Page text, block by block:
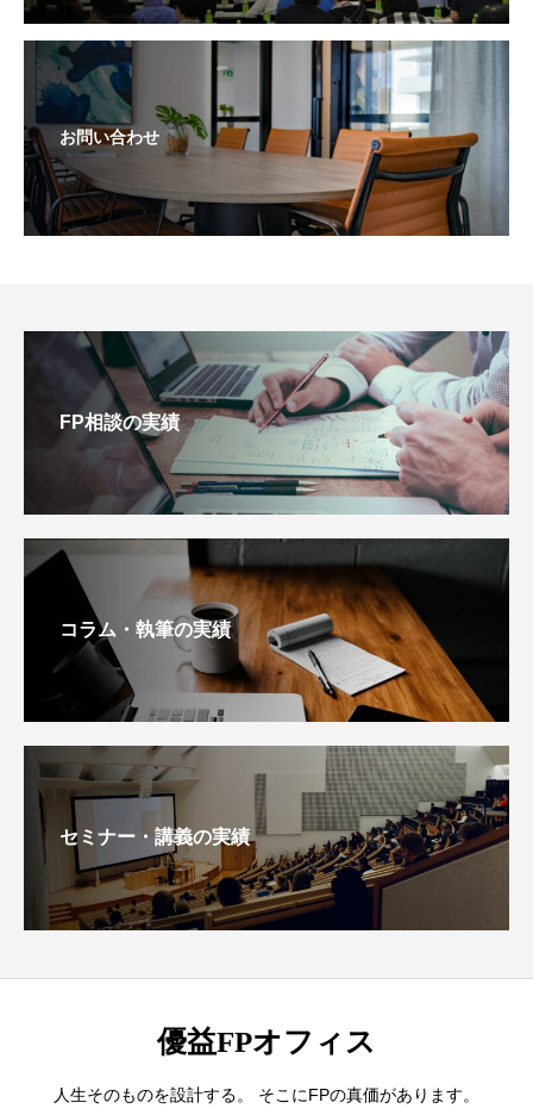
お問い合わせ
FP相談の実績
コラム・執筆の実績
セミナー・講義の実績
優益FPオフィス
人生そのものを設計する。 そこにFPの真価があります。